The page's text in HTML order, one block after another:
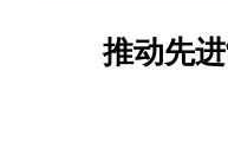
推动先